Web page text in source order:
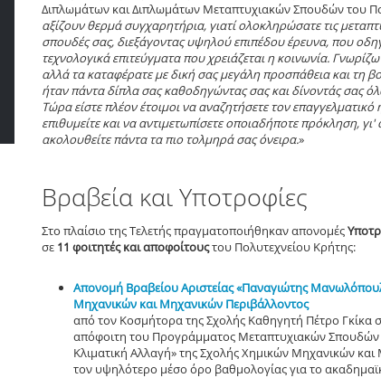
Διπλωμάτων και Διπλωμάτων Μεταπτυχιακών Σπουδών του
αξίζουν θερμά συγχαρητήρια, γιατί ολοκληρώσατε τις
σπουδές σας, διεξάγοντας υψηλού επιπέδου έρευνα, που
τεχνολογικά επιτεύγματα που χρειάζεται η κοινωνία.
αλλά τα καταφέρατε με δική σας μεγάλη προσπάθεια και τη
ήταν πάντα δίπλα σας καθοδηγώντας σας και δίνοντάς σας
Τώρα είστε πλέον έτοιμοι να αναζητήσετε τον
επιθυμείτε και να αντιμετωπίσετε οποιαδήποτε πρόκληση,
ακολουθείτε πάντα τα πιο τολμηρά σας όνειρα.»
Βραβεία και Υποτροφίες
Στο πλαίσιο της Τελετής πραγματοποιήθηκαν απονομές
σε 11 φοιτητές και αποφοίτουςτου Πολυτεχνείου Κρήτης:
Απονομή Βραβείου Αριστείας «Παναγιώτης
Μηχανικών και Μηχανικών Περιβάλλοντος
από τον Κοσμήτορα της Σχολής Καθηγητή Πέτρο Γκίκα
απόφοιτη του Προγράμματος Μεταπτυχιακών Σπουδών
Κλιματική Αλλαγή» της Σχολής Χημικών Μηχανικών
τον υψηλότερο μέσο όρο βαθμολογίας για το